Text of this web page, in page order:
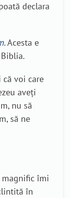
declara
. Acesta e
că voi care
aveţi
nu să
să ne
magnific îmi
în